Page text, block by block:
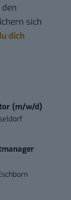
sich
dich
(m/w/d)